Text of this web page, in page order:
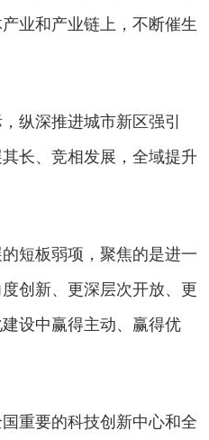
业和产业链上，不断催生
纵深推进城市新区强引
长、竞相发展，全域提升
短板弱项，聚焦的是进一
创新、更深层次开放、更
设中赢得主动、赢得优
重要的科技创新中心和全